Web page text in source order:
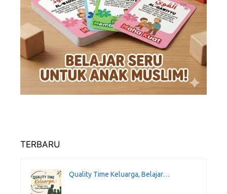
TERBARU
Quality Time Keluarga, Belajar…